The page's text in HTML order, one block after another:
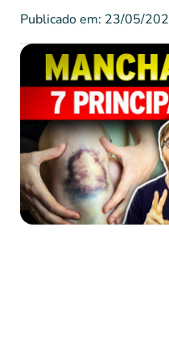
Publicado em: 23/05/